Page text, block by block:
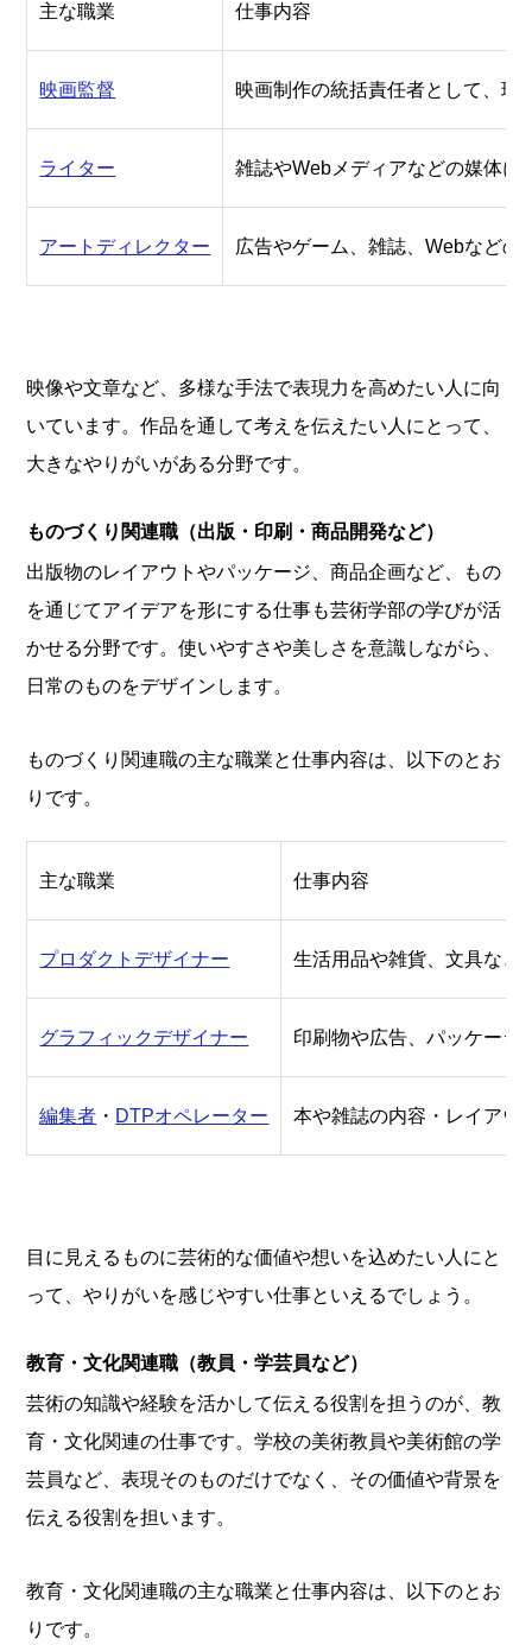
主な職業 仕事内容
映画監督 映画制作の統括責任者として、現
ライター 雑誌やWebメディアなどの媒体に
アートディレクター 広告やゲーム、雑誌、Webなど
映像や文章など、多様な手法で表現力を高めたい人に向
いています。作品を通して考えを伝えたい人にとって、
大きなやりがいがある分野です。
ものづくり関連職（出版・印刷・商品開発など）
出版物のレイアウトやパッケージ、商品企画など、もの
を通じてアイデアを形にする仕事も芸術学部の学びが活
かせる分野です。使いやすさや美しさを意識しながら、
日常のものをデザインします。
ものづくり関連職の主な職業と仕事内容は、以下のとお
りです。
主な職業 仕事内容
プロダクトデザイナー 生活用品や雑貨、文具など
グラフィックデザイナー 印刷物や広告、パッケージ
編集者 ・ DTPオペレーター 本や雑誌の内容・レイアウ
目に見えるものに芸術的な価値や想いを込めたい人にと
って、やりがいを感じやすい仕事といえるでしょう。
教育・文化関連職（教員・学芸員など）
芸術の知識や経験を活かして伝える役割を担うのが、教
育・文化関連の仕事です。学校の美術教員や美術館の学
芸員など、表現そのものだけでなく、その価値や背景を
伝える役割を担います。
教育・文化関連職の主な職業と仕事内容は、以下のとお
りです。